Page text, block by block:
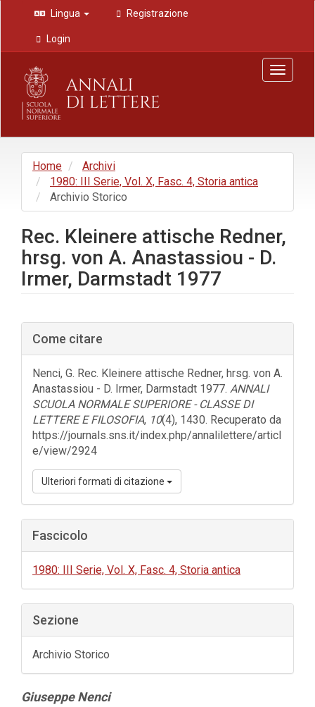
Navigazione
principale
Contenuto
principale
Barra
laterale
Lingua Registrazione
Login
Toggle
Home
Archivi
1980: III Serie, Vol. X, Fasc. 4, Storia antica
Archivio Storico
Rec. Kleinere attische Redner,
hrsg. von A. Anastassiou - D.
Irmer, Darmstadt 1977
Barra
laterale
dell'articolo
Come citare
Nenci, G. Rec. Kleinere attische Redner, hrsg. von A.
Anastassiou - D. Irmer, Darmstadt 1977. ANNALI
SCUOLA NORMALE SUPERIORE - CLASSE DI
LETTERE E FILOSOFIA, 10(4), 1430. Recuperato da
https://journals.sns.it/index.php/annalilettere/articl
e/view/2924
Ulteriori formati di citazione
Fascicolo
1980: III Serie, Vol. X, Fasc. 4, Storia antica
Sezione
Archivio Storico
Contenuto
Giuseppe Nenci